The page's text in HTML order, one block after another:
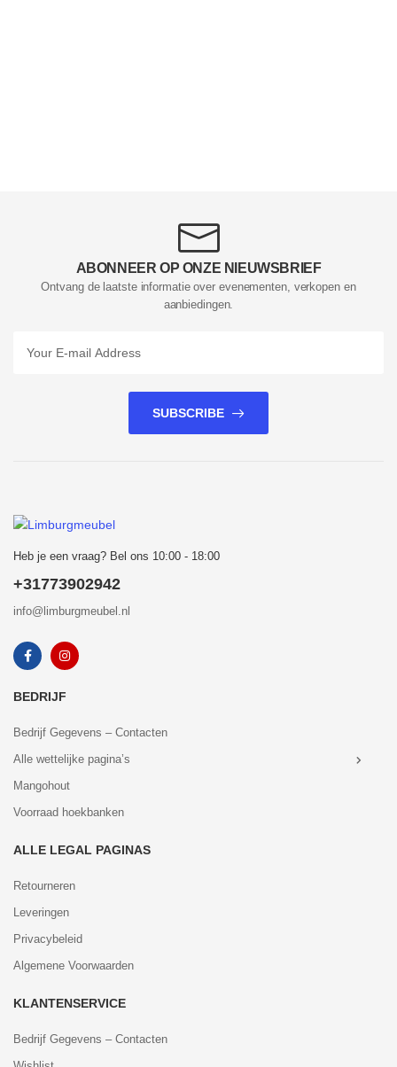
ABONNEER OP ONZE NIEUWSBRIEF
Ontvang de laatste informatie over evenementen, verkopen en
aanbiedingen.
SUBSCRIBE
Heb je een vraag? Bel ons 10:00 - 18:00
+31773902942
info@limburgmeubel.nl
BEDRIJF
Bedrijf Gegevens – Contacten
Alle wettelijke pagina’s
Mangohout
Voorraad hoekbanken
ALLE LEGAL PAGINAS
Retourneren
Leveringen
Privacybeleid
Algemene Voorwaarden
KLANTENSERVICE
Bedrijf Gegevens – Contacten